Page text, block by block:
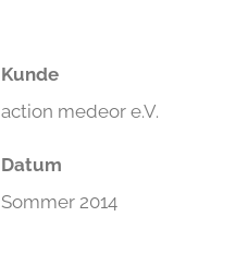
Kunde
action medeor e.V.
Datum
Sommer 2014